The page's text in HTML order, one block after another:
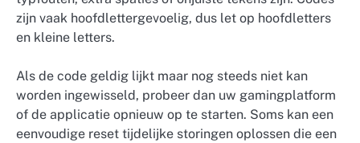
zijn vaak hoofdlettergevoelig, dus let op hoofdletters
en kleine letters.
Als de code geldig lijkt maar nog steeds niet kan
worden ingewisseld, probeer dan uw gamingplatform
of de applicatie opnieuw op te starten. Soms kan een
eenvoudige reset tijdelijke storingen oplossen die een